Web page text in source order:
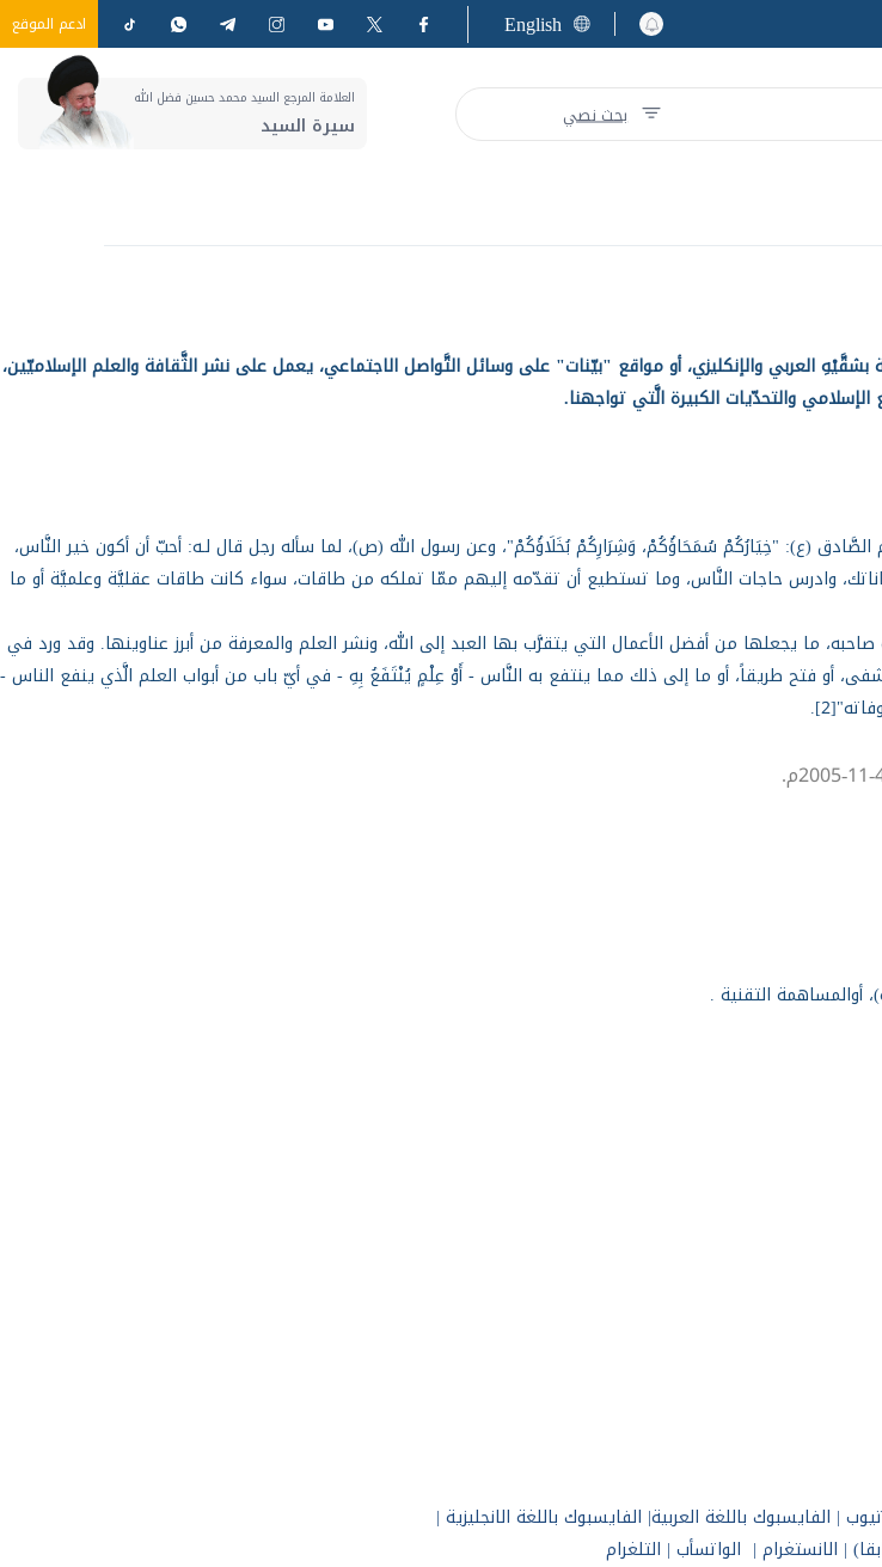
English ادعم الموقع
بحث نصي
العلامة المرجع السيد محمد حسين فضل الله
سيرة السيد
العربي والإنكليزي، أو مواقع "بيّنات" على وسائل التَّواصل الاجتماعي، يعمل على نشر الثَّقافة والعلم الإسلاميّين،
والتحدّيات الكبيرة الَّتي تواجهنا.
(ع): "خِيَارُكُمْ سُمَحَاؤُكُمْ، وَشِرَارِكُمْ بُخَلَاؤُكُمْ"، وعن رسول الله (ص)، لما سأله رجل قال لـه: أحبّ أن أكون خير النَّاس،
وادرس حاجات النَّاس، وما تستطيع أن تقدّمه إليهم ممّا تملكه من طاقات، سواء كانت طاقات عقليَّة وعلميَّة أو ما
ما يجعلها من أفضل الأعمال التي يتقرَّب بها العبد إلى الله، ونشر العلم والمعرفة من أبرز عناوينها. وقد ورد في
أو فتح طريقاً، أو ما إلى ذلك مما ينتفع به النَّاس - أَوْ عِلْمٍ يُنْتَفَعُ بِهِ - في أيّ باب من أبواب العلم الَّذي ينفع الناس -
| الفايسبوك باللغة العربية| الفايسبوك باللغة الانجليزية |
| الانستغرام | الواتسأب | التلغرام